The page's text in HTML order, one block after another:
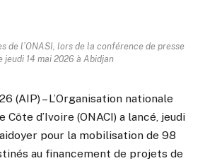
de l’ONASI, lors de la conférence de presse
jeudi 14 mai 2026 à Abidjan
(AIP) – L’Organisation nationale
d’Ivoire (ONACI) a lancé, jeudi
pour la mobilisation de 98
au financement de projets de